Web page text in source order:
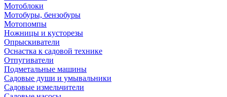
Мотоблоки
Мотобуры, бензобуры
Мотопомпы
Ножницы и кусторезы
Опрыскиватели
Оснастка к садовой технике
Отпугиватели
Подметальные машины
Садовые души и умывальники
Садовые измельчители